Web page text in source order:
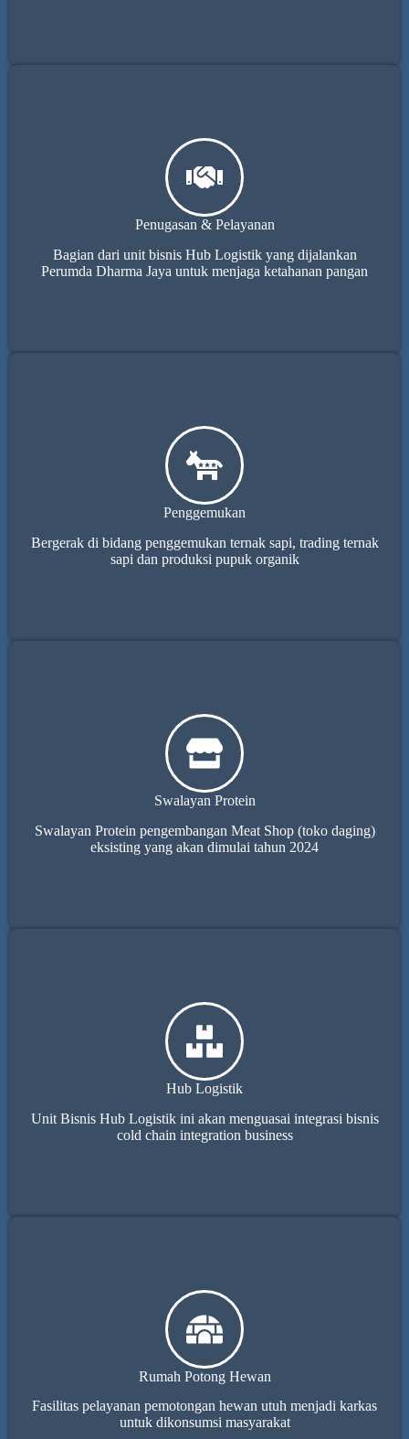
Penugasan & Pelayanan
Bagian dari unit bisnis Hub Logistik yang dijalankan
Perumda Dharma Jaya untuk menjaga ketahanan pangan
Penggemukan
Bergerak di bidang penggemukan ternak sapi, trading ternak
sapi dan produksi pupuk organik
Swalayan Protein
Swalayan Protein pengembangan Meat Shop (toko daging)
eksisting yang akan dimulai tahun 2024
Hub Logistik
Unit Bisnis Hub Logistik ini akan menguasai integrasi bisnis
cold chain integration business
Rumah Potong Hewan
Fasilitas pelayanan pemotongan hewan utuh menjadi karkas
untuk dikonsumsi masyarakat